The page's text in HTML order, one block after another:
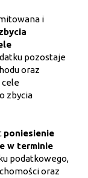
i
pozostaje
oraz
cele
zbycia
poniesienie
w terminie
podatkowego,
oraz